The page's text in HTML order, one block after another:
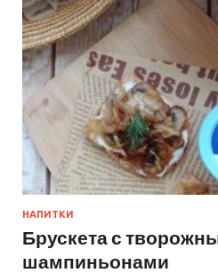
НАПИТКИ
Брускета с
шампиньонами